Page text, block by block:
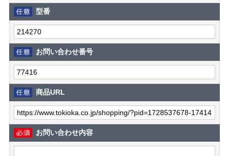
型番
お問い合わせ番号
商品URL
お問い合わせ内容